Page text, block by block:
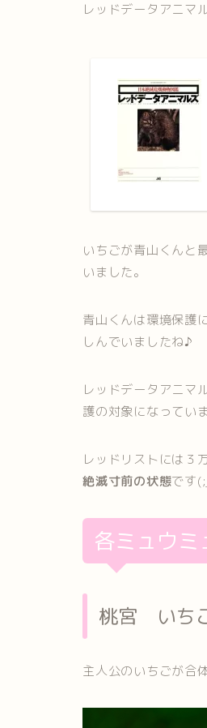
レッドデータアニマ
いちごが青山くんと
いました。
青山くんは環境保護
しんでいましたね♪
レッドデータアニマ
護の対象になっていま
レッドリストには３
絶滅寸前の状態です
各ミュウ
桃宮 いち
主人公のいちごが合